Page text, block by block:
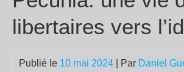
libertaires vers
Publié le 10 mai 2024 | Par Daniel